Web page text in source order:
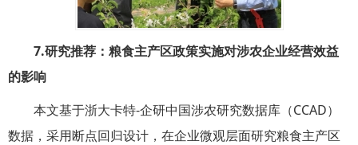
7.研究推荐：粮食主产区政策实施对涉农企业经营效益
的影响
本文基于浙大卡特-企研中国涉农研究数据库（CCAD）
数据，采用断点回归设计，在企业微观层面研究粮食主产区